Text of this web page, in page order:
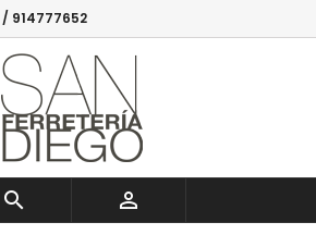
914777652
 